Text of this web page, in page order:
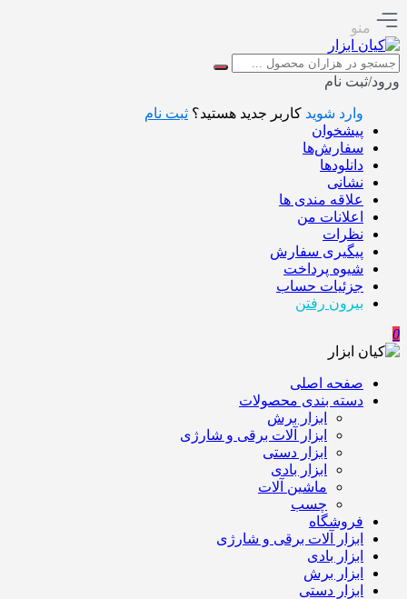
منو
ورود/ثبت نام
وارد شوید کاربر جدید هستید؟ ثبت نام
پیشخوان
سفارش‌ها
دانلودها
نشانی
علاقه مندی ها
اعلانات من
نظرات
پیگیری سفارش
شیوه پرداخت
جزئیات حساب
بیرون رفتن
0
صفحه اصلی
دسته بندی محصولات
ابزار برش
ابزار آلات برقی و شارژی
ابزار دستی
ابزار بادی
ماشین آلات
چسب
فروشگاه
ابزار آلات برقی و شارژی
ابزار بادی
ابزار برش
ابزار دستی